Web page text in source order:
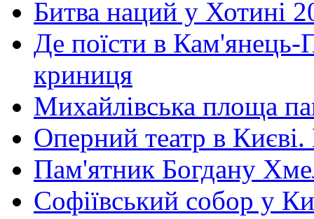
Битва наций у Хотині
Де поїсти в Кам'янець-
криниця
Михайлівська площа
Оперний театр в
Пам'ятник Богдану
Софіївський собор у